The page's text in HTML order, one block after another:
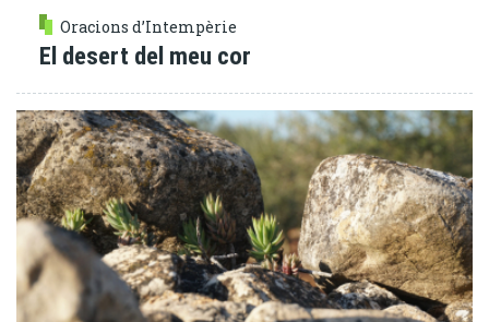
Oracions d’Intempèrie
El desert del meu cor